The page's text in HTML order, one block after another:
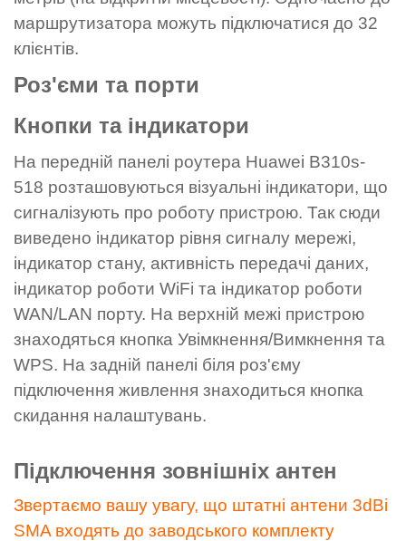
маршрутизатора можуть підключатися до 32
клієнтів.
Роз'єми та порти
Кнопки та індикатори
На передній панелі роутера Huawei B310s-
518 розташовуються візуальні індикатори, що
сигналізують про роботу пристрою. Так сюди
виведено індикатор рівня сигналу мережі,
індикатор стану, активність передачі даних,
індикатор роботи WiFi та індикатор роботи
WAN/LAN порту. На верхній межі пристрою
знаходяться кнопка Увімкнення/Вимкнення та
WPS. На задній панелі біля роз'єму
підключення живлення знаходиться кнопка
скидання налаштувань.
Підключення зовнішніх антен
Звертаємо вашу увагу, що штатні антени 3dBi
SMA входять до заводського комплекту